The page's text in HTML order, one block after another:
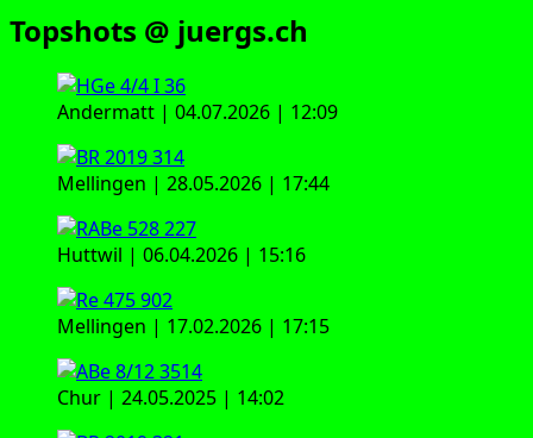
Topshots @ juergs.ch
Andermatt | 04.07.2026 | 12:09
Mellingen | 28.05.2026 | 17:44
Huttwil | 06.04.2026 | 15:16
Mellingen | 17.02.2026 | 17:15
Chur | 24.05.2025 | 14:02